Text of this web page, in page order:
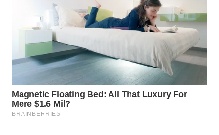
WAHANA
Network
LISTRIK
MASYARAKAT